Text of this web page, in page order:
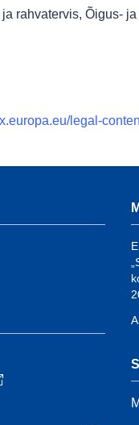
ja rahvatervis, Õigus-
legal-